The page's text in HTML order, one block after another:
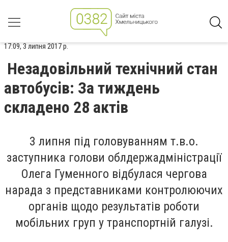
17:09, 3 липня 2017 р.
Незадовільний технічний стан
автобусів: За тиждень
складено 28 актів
3 липня під головуванням т.в.о.
заступника голови облдержадміністрації
Олега Гуменного відбулася чергова
нарада з представниками контролюючих
органів щодо результатів роботи
мобільних груп у транспортній галузі.